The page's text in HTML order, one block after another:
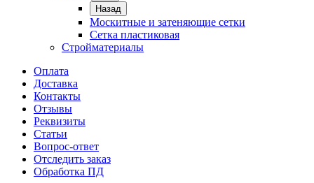
Назад
Москитные и затеняющие сетки
Сетка пластиковая
Стройматериалы
Оплата
Доставка
Контакты
Отзывы
Реквизиты
Статьи
Вопрос-ответ
Отследить заказ
Обработка ПД